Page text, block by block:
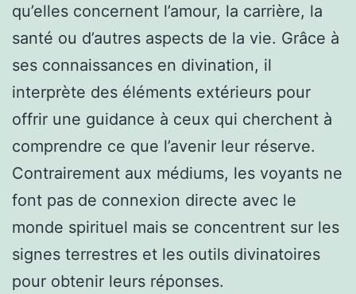
qu’elles concernent l’amour, la carrière, la
santé ou d’autres aspects de la vie. Grâce à
ses connaissances en divination, il
interprète des éléments extérieurs pour
offrir une guidance à ceux qui cherchent à
comprendre ce que l’avenir leur réserve.
Contrairement aux médiums, les voyants ne
font pas de connexion directe avec le
monde spirituel mais se concentrent sur les
signes terrestres et les outils divinatoires
pour obtenir leurs réponses.